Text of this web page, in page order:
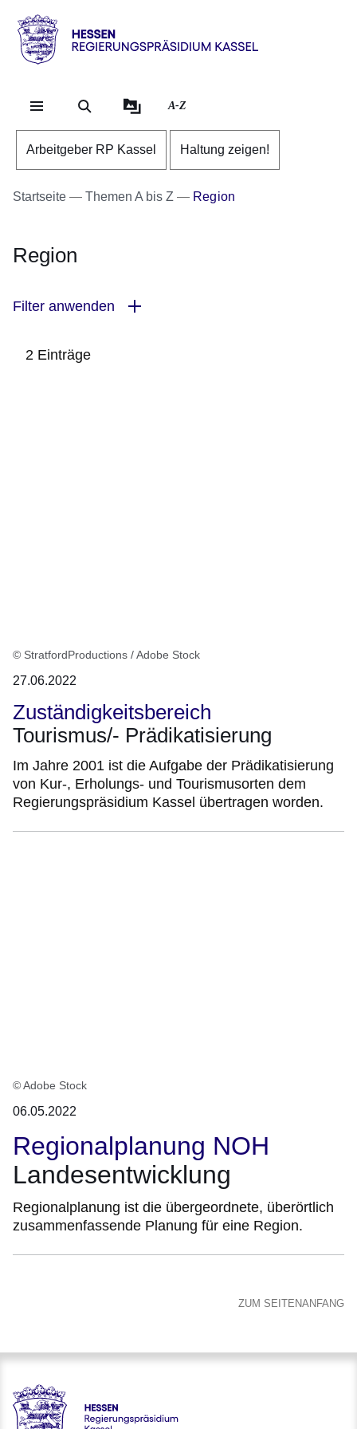
Direkt zum Kopf der
Direkt zum Inhalt
Direkt zum Fuß der
Hessen
RP
A-Z
Arbeitgeber RP Kassel Haltung zeigen!
Startseite Themen A bis Z Region
Region
Filter anwenden
2 Einträge
© StratfordProductions / Adobe Stock
27.06.2022
Zuständigkeitsbereich
Tourismus/- Prädikatisierung
Im Jahre 2001 ist die Aufgabe der Prädikatisierung
von Kur-, Erholungs- und Tourismusorten dem
Regierungspräsidium Kassel übertragen worden.
© Adobe Stock
06.05.2022
Regionalplanung NOH
Landesentwicklung
Regionalplanung ist die übergeordnete, überörtlich
zusammenfassende Planung für eine Region.
ZUM SEITENANFANG